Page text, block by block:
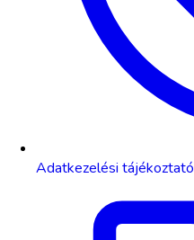
Adatkezelési tájékoztató